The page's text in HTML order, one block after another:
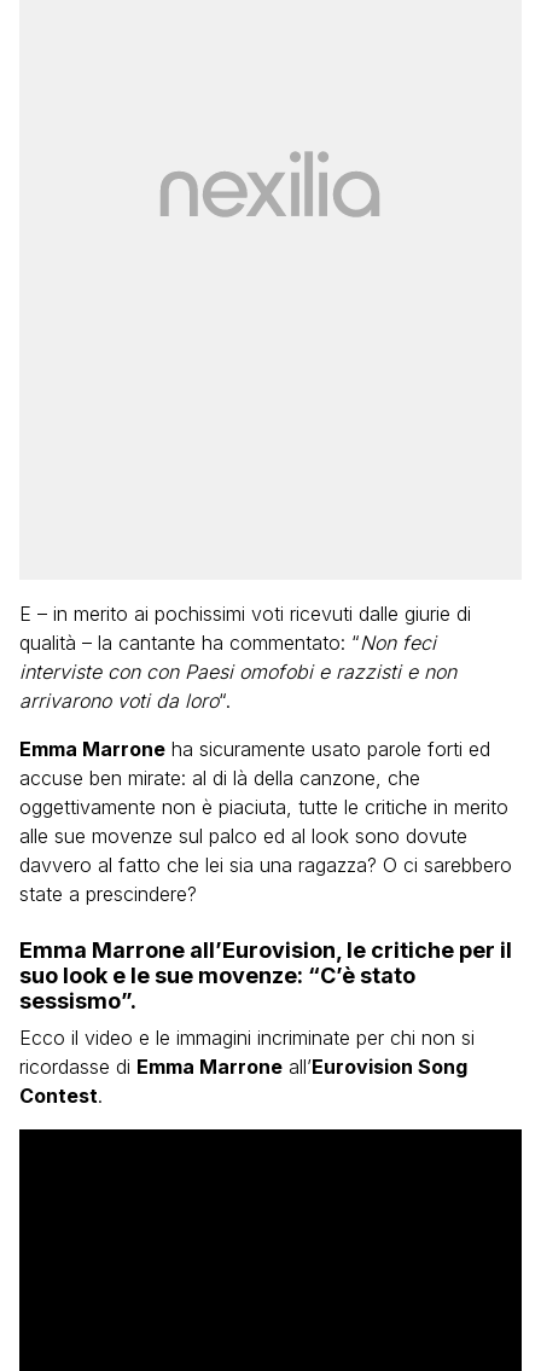
E – in merito ai pochissimi voti ricevuti dalle giurie di
qualità – la cantante ha commentato: “Non feci
interviste con con Paesi omofobi e razzisti e non
arrivarono voti da loro“.
Emma Marrone ha sicuramente usato parole forti ed
accuse ben mirate: al di là della canzone, che
oggettivamente non è piaciuta, tutte le critiche in merito
alle sue movenze sul palco ed al look sono dovute
davvero al fatto che lei sia una ragazza? O ci sarebbero
state a prescindere?
Emma Marrone all’Eurovision, le critiche per il
suo look e le sue movenze: “C’è stato
sessismo”.
Ecco il video e le immagini incriminate per chi non si
ricordasse di Emma Marrone all’Eurovision Song
Contest.